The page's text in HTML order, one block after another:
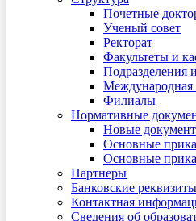
Почетные
Ученый совет
Ректорат
Факультеты и
Подразделения
Международная
Филиалы
Нормативные
Новые
Основные
Основные
Партнеры
Банковские реквизиты
Контактная
Сведения об